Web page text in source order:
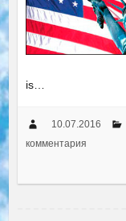
is…
10.07.2016
комментария